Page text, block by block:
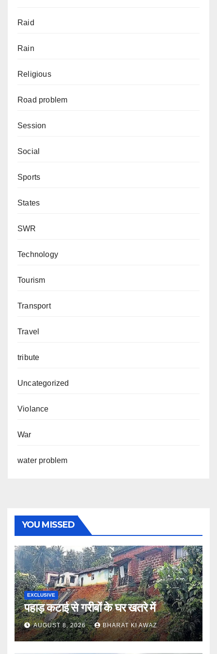
Raid
Rain
Religious
Road problem
Session
Social
Sports
States
SWR
Technology
Tourism
Transport
Travel
tribute
Uncategorized
Violance
War
water problem
YOU MISSED
EXCLUSIVE
पहाड़ कटाई से गरीबों के घर खतरे में
AUGUST 8, 2026 BHARAT KI AWAZ